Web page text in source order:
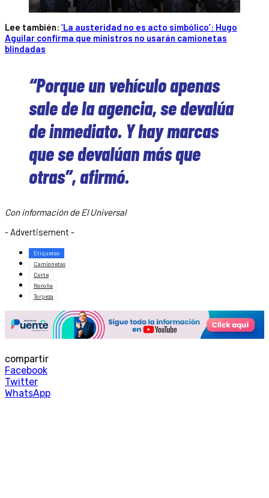
Lee también: ‘La austeridad no es acto simbólico’: Hugo
Aguilar confirma que ministros no usarán camionetas
blindadas
“Porque un vehículo apenas
sale de la agencia, se devalúa
de inmediato. Y hay marcas
que se devalúan más que
otras”, afirmó.
Con información de El Universal
- Advertisement -
Etiquetas
Camionetas
Corte
Noroña
Torpeza
compartir
Facebook
Twitter
WhatsApp